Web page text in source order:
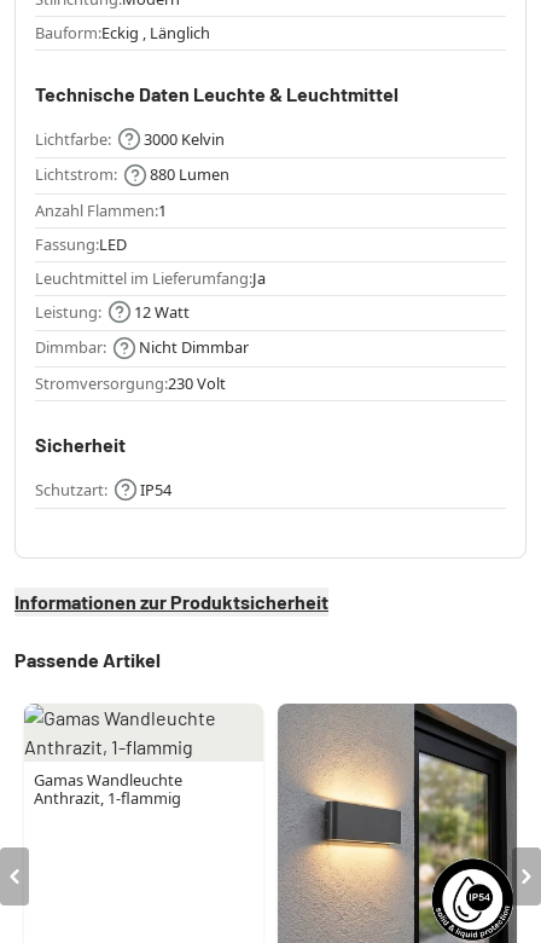
Bauform:Eckig , Länglich
Technische Daten Leuchte & Leuchtmittel
Lichtfarbe:
3000 Kelvin
Lichtstrom:
880 Lumen
Anzahl Flammen:1
Fassung:LED
Leuchtmittel im Lieferumfang:Ja
Leistung:
12 Watt
Dimmbar:
Nicht Dimmbar
Stromversorgung:230 Volt
Sicherheit
Schutzart: IP54
Informationen zur Produktsicherheit
Passende Artikel
Gamas Wandleuchte
Anthrazit, 1-flammig